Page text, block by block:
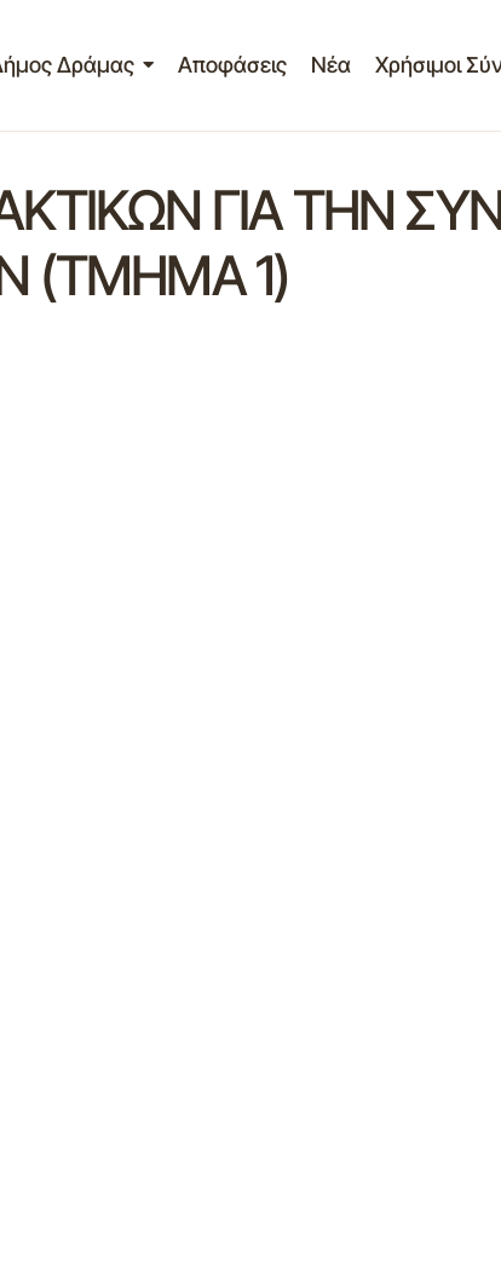
Δράμας Αποφάσεις Νέα Χρήσιμοι
ΓΙΑ ΤΗΝ
(ΤΜΗΜΑ 1)